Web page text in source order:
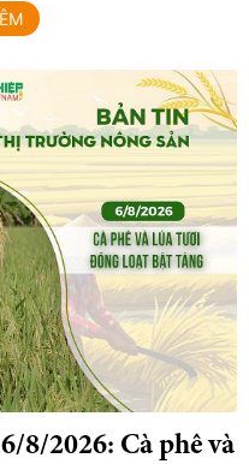
8/2026: Cà phê và